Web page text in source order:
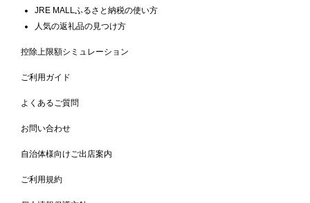
JRE MALLふるさと納税の使い方
人気の返礼品の見つけ方
控除上限額シミュレーション
ご利用ガイド
よくあるご質問
お問い合わせ
自治体様向けご出店案内
ご利用規約